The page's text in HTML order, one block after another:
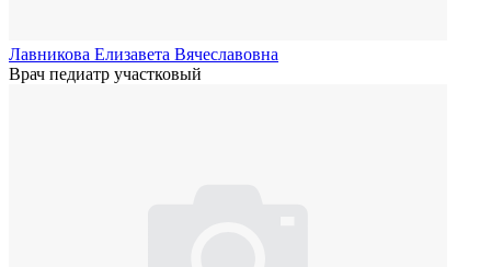
Лавникова Елизавета Вячеславовна
Врач педиатр участковый